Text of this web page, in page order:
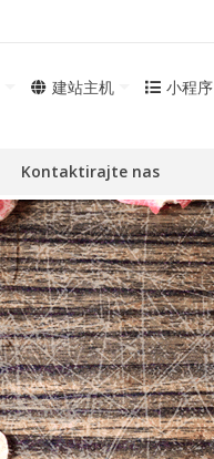
建站主机 小程序
Kontaktirajte nas